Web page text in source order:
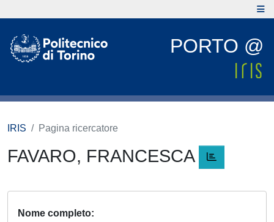
PORTO @
IRIS Pagina ricercatore
FAVARO, FRANCESCA
Nome completo